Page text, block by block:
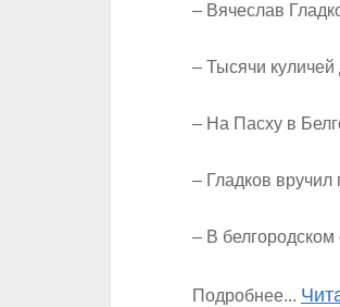
– Вячеслав
– Тысячи
– На Пасху в
– Гладков вручил
– В
Подробнее...